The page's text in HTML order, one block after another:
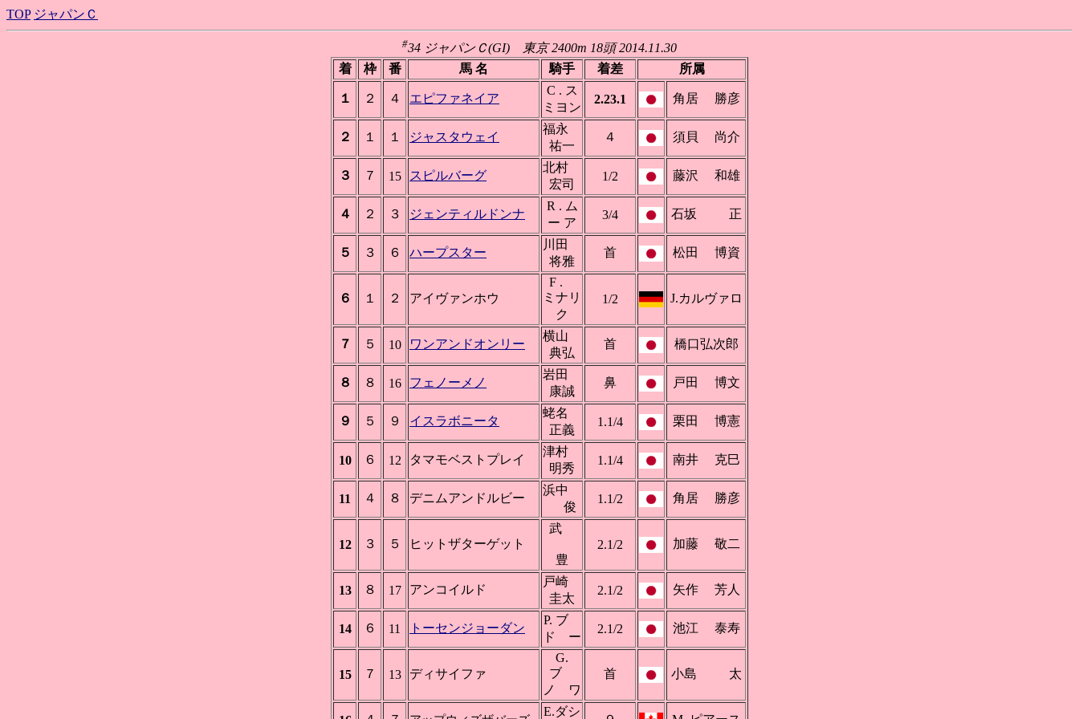
TOP ジャパンＣ
#34 ジャパンＣ(GI) 東京 2400m 18頭 2014.11.30
着
枠 番 馬 名 騎手 着差 所属
１ ２ ４ エピファネイア
C . ス
ミヨン
2.23.1 角居 勝彦
２ １ １ ジャスタウェイ
福永
祐一
４ 須貝 尚介
３ ７ 15 スピルバーグ
北村
宏司
1/2 藤沢 和雄
４ ２ ３ ジェンティルドンナ
R . ム
ー ア
3/4 石坂 正
５ ３ ６ ハープスター
川田
将雅
首 松田 博資
６ １ ２ アイヴァンホウ
F .
ミナリ
ク
1/2 J.カルヴァロ
７ ５ 10 ワンアンドオンリー
横山
典弘
首 橋口弘次郎
８ ８ 16 フェノーメノ
岩田
康誠
鼻 戸田 博文
９ ５ ９ イスラボニータ
蛯名
正義
1.1/4 栗田 博憲
10 ６ 12 タマモベストプレイ
津村
明秀
1.1/4 南井 克巳
11 ４ ８ デニムアンドルビー
浜中
俊
1.1/2 角居 勝彦
12 ３ ５ ヒットザターゲット
武
豊
2.1/2 加藤 敬二
13 ８ 17 アンコイルド
戸崎
圭太
2.1/2 矢作 芳人
14 ６ 11 トーセンジョーダン
P. ブ
ド ー
2.1/2 池江 泰寿
15 ７ 13 ディサイファ
G.
ブ
ノ ワ
首 小島 太
E.ダシ